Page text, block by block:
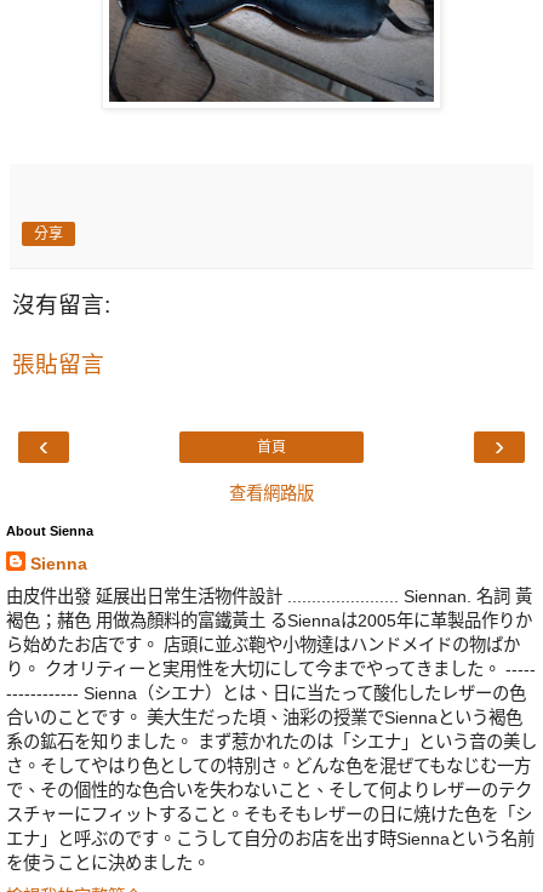
分享
沒有留言:
張貼留言
‹ ›
首頁
查看網路版
About Sienna
Sienna
由皮件出發 延展出日常生活物件設計 ....................... Siennan. 名詞 黃
褐色；赭色 用做為顏料的富鐵黃土 るSiennaは2005年に革製品作りか
ら始めたお店です。 店頭に並ぶ鞄や小物達はハンドメイドの物ばか
り。 クオリティーと実用性を大切にして今までやってきました。 -----
------------ Sienna（シエナ）とは、日に当たって酸化したレザーの色
合いのことです。 美大生だった頃、油彩の授業でSiennaという褐色
系の鉱石を知りました。 まず惹かれたのは「シエナ」という音の美し
さ。そしてやはり色としての特別さ。どんな色を混ぜてもなじむ一方
で、その個性的な色合いを失わないこと、そして何よりレザーのテク
スチャーにフィットすること。そもそもレザーの日に焼けた色を「シ
エナ」と呼ぶのです。こうして自分のお店を出す時Siennaという名前
を使うことに決めました。